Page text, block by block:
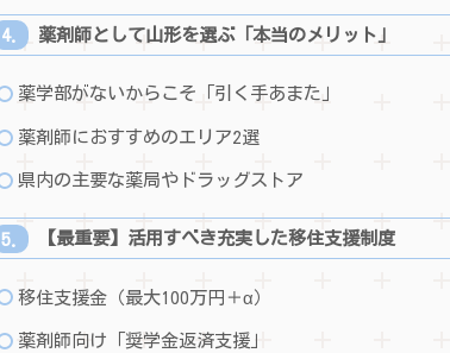
薬剤師として山形を選ぶ「本当のメリット」
薬学部がないからこそ「引く手あまた」
薬剤師におすすめのエリア2選
県内の主要な薬局やドラッグストア
【最重要】活用すべき充実した移住支援制度
移住支援金（最大100万円＋α）
薬剤師向け「奨学金返済支援」